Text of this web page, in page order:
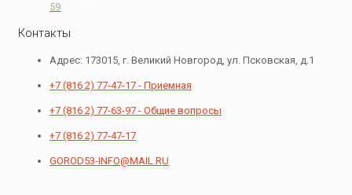
59
Контакты
Адрес: 173015, г. Великий Новгород, ул. Псковская, д.1
+7 (816 2) 77-47-17 - Приемная
+7 (816 2) 77-63-97 - Общие вопросы
+7 (816 2) 77-47-17
GOROD53-INFO@MAIL.RU